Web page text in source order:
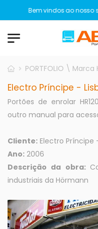
Bem vindos ao nosso
PORTFOLIO \
Electro Príncipe -
Portões de enrolar
outro manual para
Cliente: Electro Príncipe
Ano: 2006
Descrição da obra:
industriais da Hörmann